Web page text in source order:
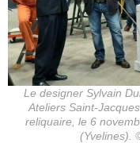
Le designer Sylvain
Ateliers Saint-
reliquaire, le 6
(Yvelines).